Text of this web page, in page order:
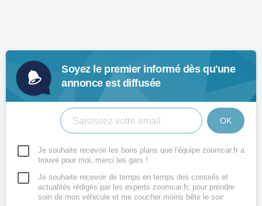
Soyez le premier informé dès qu'une
annonce est diffusée
OK
Je souhaite recevoir les bons plans que l'équipe zoomcar.fr a
trouvé pour moi, merci les gars !
Je souhaite recevoir de temps en temps des conseils et
actualités rédigés par les experts zoomcar.fr, pour prendre
soin de mon véhicule et me coucher moins bête le soir